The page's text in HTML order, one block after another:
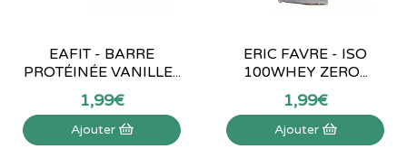
EAFIT - BARRE
PROTÉINÉE VANILLE...
1,99€
Ajouter
ERIC FAVRE - ISO
100WHEY ZERO...
1,99€
Ajouter